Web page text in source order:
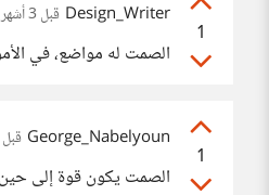
1
Design_Writer قبل 3 أشهر
الصمت له مواضع، في
1
George_Nabelyoun قبل 3 أشهر
الصمت يكون قوة إلى حين